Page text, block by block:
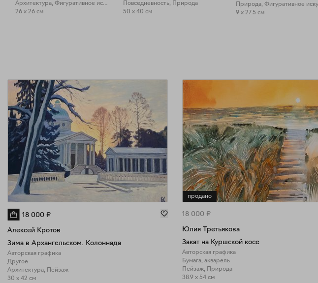
Архитектура, Фигуративное искусство
26 x 26 см
Повседневность, Природа
50 x 40 см
9 x 27.5 см
18 000 ₽
Алексей Кротов
Зима в Архангельском. Колоннада
Авторская графика
Другое
Архитектура, Пейзаж
30 x 42 см
продано
18 000 ₽
Юлия Третьякова
Закат на Куршской косе
Авторская графика
Бумага, акварель
Пейзаж, Природа
38.9 x 54 см